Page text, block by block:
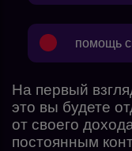
помощь
На первый
это вы будете
от своего
постоянным